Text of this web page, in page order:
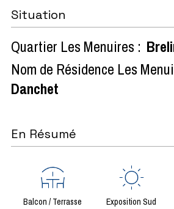
Situation
Quartier Les Menuires :
Nom de Résidence Les
Danchet
En Résumé
Balcon / Terrasse Exposition Sud